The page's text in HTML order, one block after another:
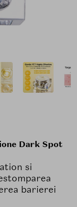
Dark Spot
si
barierei